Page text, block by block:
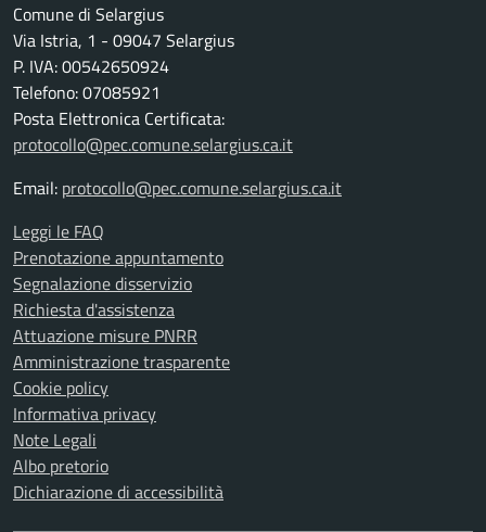
Comune di Selargius
Via Istria, 1 - 09047 Selargius
P. IVA: 00542650924
Telefono: 07085921
Posta Elettronica Certificata:
protocollo@pec.comune.selargius.ca.it
Email: protocollo@pec.comune.selargius.ca.it
Leggi le FAQ
Prenotazione appuntamento
Segnalazione disservizio
Richiesta d'assistenza
Attuazione misure PNRR
Amministrazione trasparente
Cookie policy
Informativa privacy
Note Legali
Albo pretorio
Dichiarazione di accessibilità